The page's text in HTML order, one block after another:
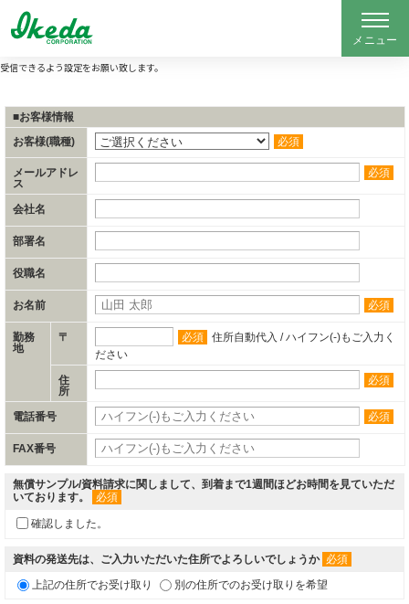
※入力完了後にinfo@iskcorp.comより確認メールが届きます。迷惑メールの設定をされている方は
受信できるよう設定をお願い致します。
■お客様情報
お客様(職種)
必須
メールアドレ
ス
必須
会社名
部署名
役職名
お名前 必須
勤務
地
〒 必須
住所自動代入 / ハイフン(-)もご入力く
ださい
住
所
必須
電話番号 必須
FAX番号
無償サンプル/資料請求に関しまして、到着まで1週間ほどお時間を見ていただ
いております。
必須
確認しました。
資料の発送先は、ご入力いただいた住所でよろしいでしょうか 必須
上記の住所でお受け取り
別の住所でのお受け取りを希望